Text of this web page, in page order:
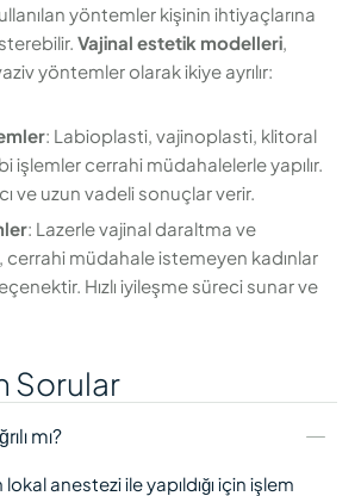
yöntemler kişinin ihtiyaçlarına
Vajinal estetik modelleri
yöntemler olarak ikiye ayrılır:
: Labioplasti, vajinoplasti, klitoral
işlemler cerrahi müdahalelerle yapılır.
ve uzun vadeli sonuçlar verir.
: Lazerle vajinal daraltma ve
müdahale istemeyen kadınlar
Hızlı iyileşme süreci sunar ve
Sorular
mı?
anestezi ile yapıldığı için işlem